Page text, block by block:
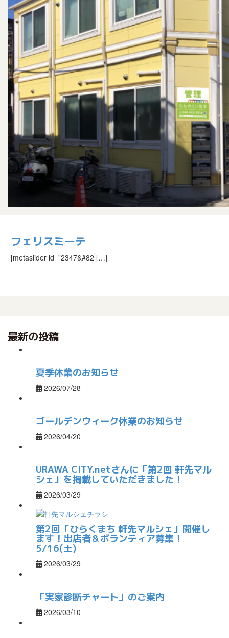
フェリスミーテ
[metaslider id=”2347&#82 […]
最新の投稿
夏季休業のお知らせ
2026/07/28
ゴールデンウィーク休業のお知らせ
2026/04/20
URAWA CITY.netさんに「第2回 軒先マル
シェ」を掲載していただきました！
2026/03/29
第2回「ひらくまち 軒先マルシェ」開催し
ます！出店者＆ボランティア募集！
5/16(土)
2026/03/29
「実家診断チャート」のご案内
2026/03/10